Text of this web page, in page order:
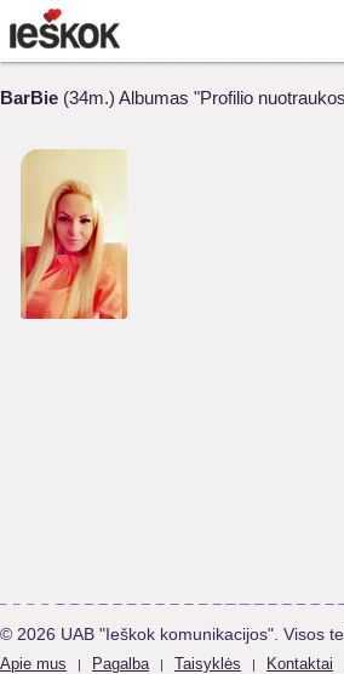
BarBie (34m.) Albumas "Profilio
© 2026 UAB "Ieškok komunikacijos". Visos
Apie mus | Pagalba | Taisyklės | Kontaktai